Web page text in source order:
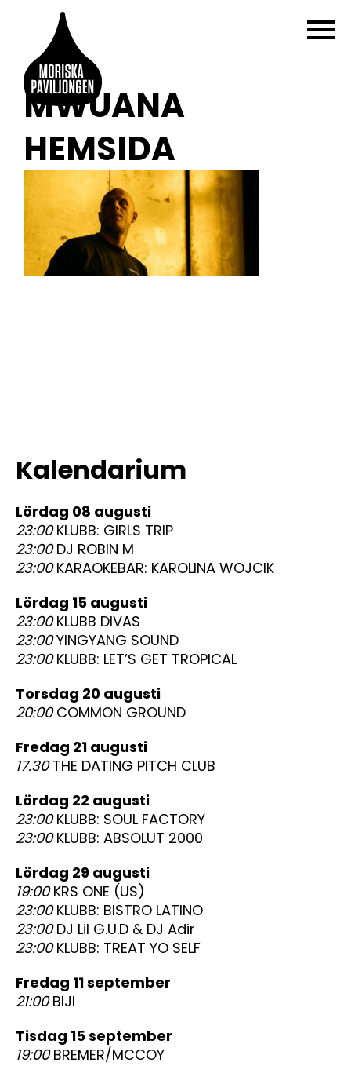
MWUANA
HEMSIDA
Kalendarium
lördag 08 augusti
23:00KLUBB: GIRLS TRIP
23:00DJ ROBIN M
23:00KARAOKEBAR: KAROLINA WOJCIK
lördag 15 augusti
23:00KLUBB DIVAS
23:00YINGYANG SOUND
23:00KLUBB: LET’S GET TROPICAL
torsdag 20 augusti
20:00COMMON GROUND
fredag 21 augusti
17.30THE DATING PITCH CLUB
lördag 22 augusti
23:00KLUBB: SOUL FACTORY
23:00KLUBB: ABSOLUT 2000
lördag 29 augusti
19:00KRS ONE (US)
23:00KLUBB: BISTRO LATINO
23:00DJ Lil G.U.D & DJ Adir
23:00KLUBB: TREAT YO SELF
fredag 11 september
21:00BIJI
tisdag 15 september
19:00BREMER/MCCOY